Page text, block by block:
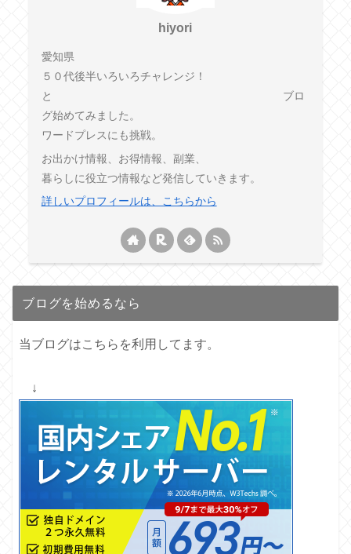
hiyori
愛知県
５０代後半いろいろチャレンジ！
と ブロ
グ始めてみました。
ワードプレスにも挑戦。
お出かけ情報、お得情報、副業、
暮らしに役立つ情報など発信していきます。
詳しいプロフィールは、こちらから
ブログを始めるなら
当ブログはこちらを利用してます。
↓